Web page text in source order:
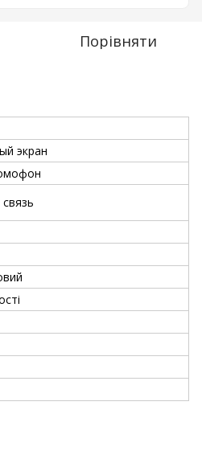
Порівняти
экран